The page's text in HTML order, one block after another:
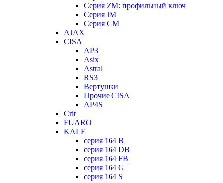
Серия ZM: профильный ключ
Серия JM
Серия GM
AJAX
CISA
AP3
Asix
Astral
RS3
Вертушки
Прочие CISA
AP4S
Crit
FUARO
KALE
серия 164 B
серия 164 DB
серия 164 FB
серия 164 G
серия 164 S